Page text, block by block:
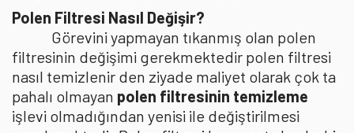
Polen Filtresi Nasıl Değişir?
Görevini yapmayan tıkanmış olan polen
filtresinin değişimi gerekmektedir polen filtresi
nasıl temizlenir den ziyade maliyet olarak çok ta
pahalı olmayan polen filtresinin temizleme
işlevi olmadığından yenisi ile değiştirilmesi